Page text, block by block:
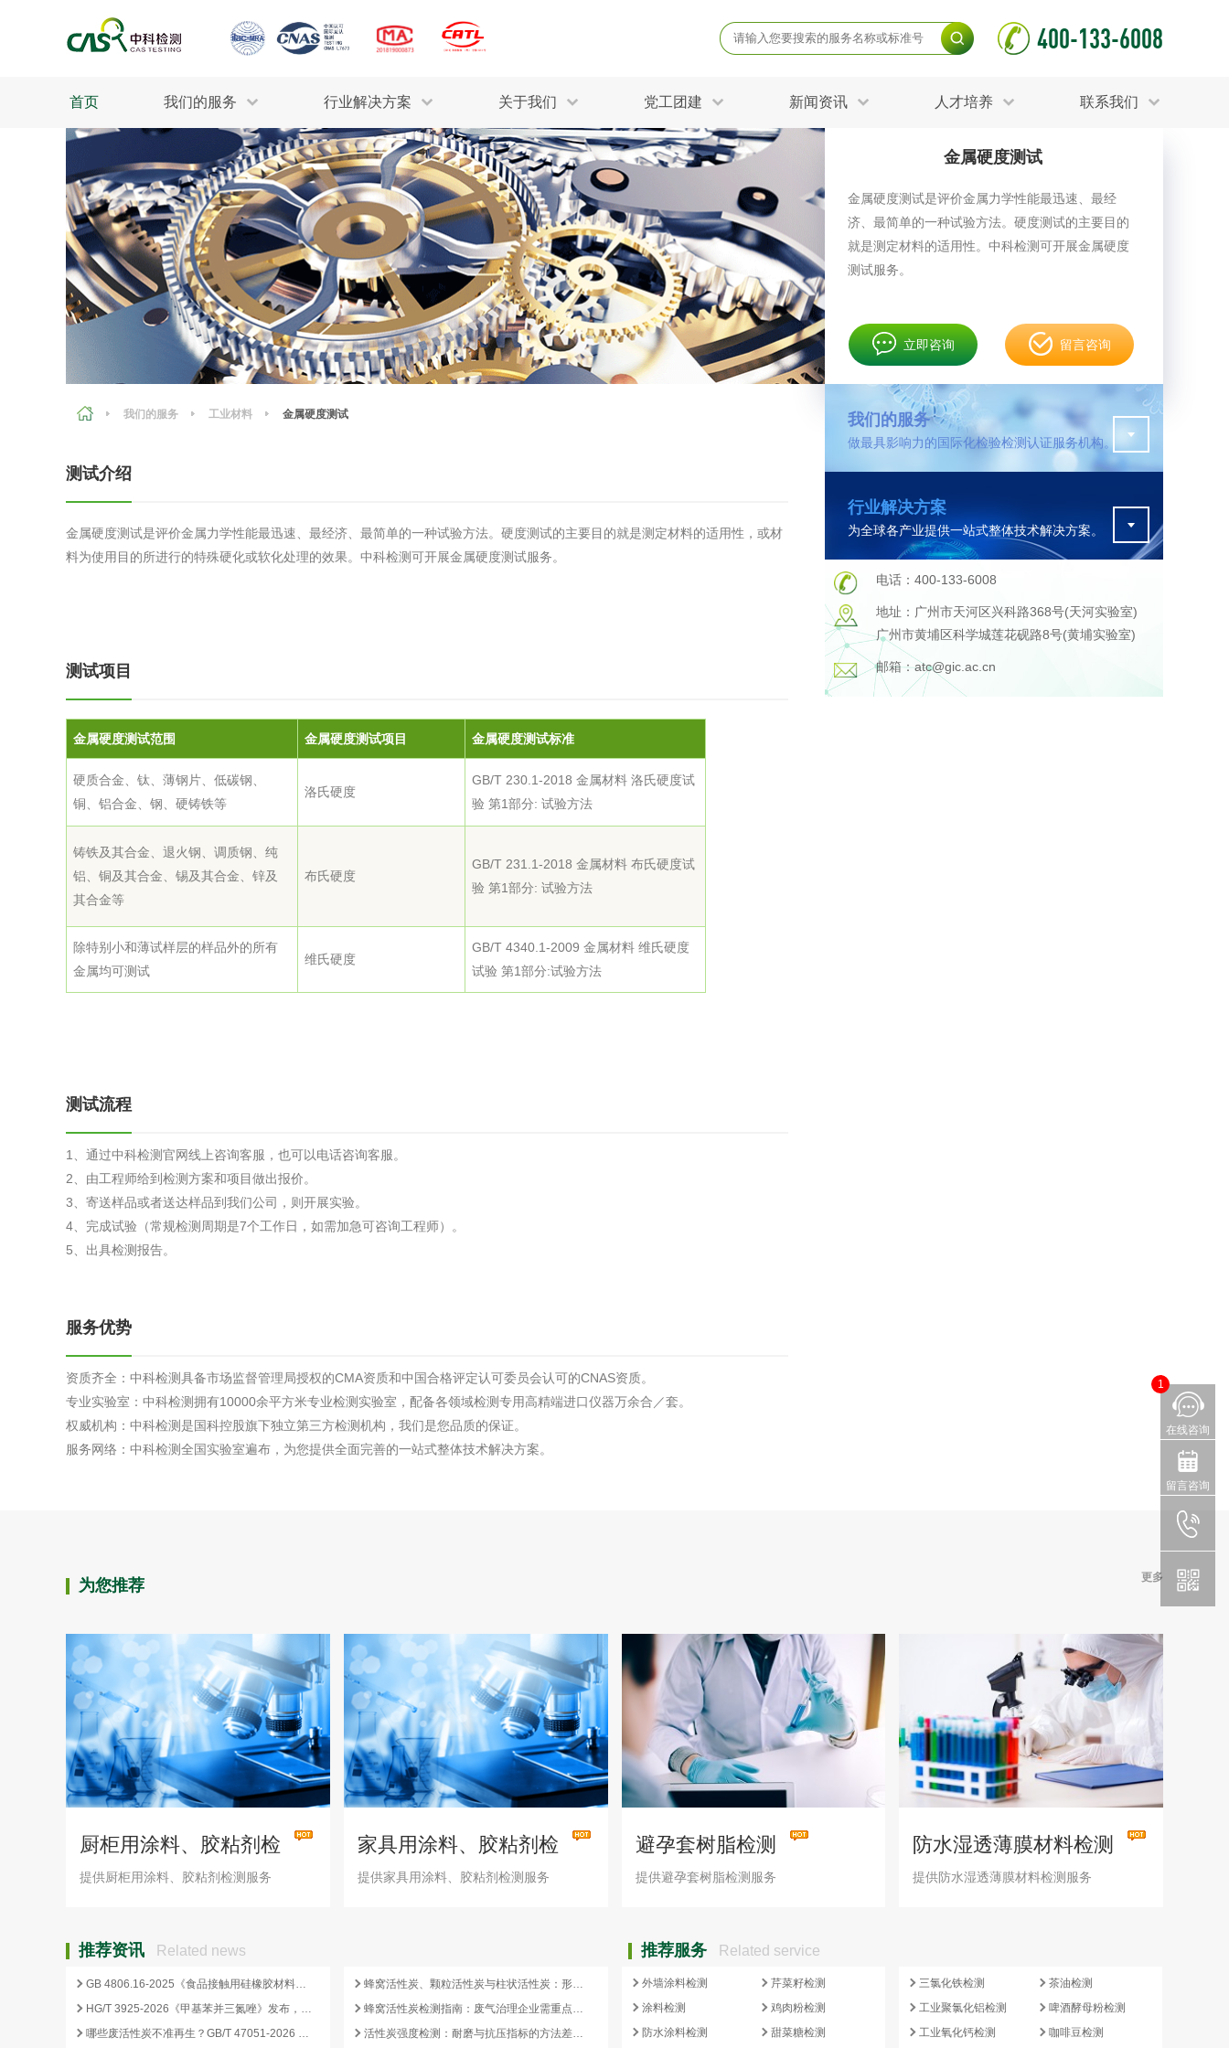
400-133-6008
首页 我们的服务 行业解决方案 关于我们 党工团建 新闻资讯 人才培养 联系我们
工业材料
美妆消毒
石油化工
轻工产品
制药医疗
农副产品
专项服务
新能源
检测服务
污水检测 三废监测 电磁辐射检测 声环境与振动检测
废气检测 二噁英检测 土壤检测 更多
评估调查
耕地质量评价 矿山资源调查 危险废物鉴别 危废鉴定
更多
清洁生产审核 环境风险评价 矿山场地调查 更多
摄影测量与遥感 更多
环保工程
废气处理工程
在线咨询 在线咨询
行业解决方案
INDUSTRY SOLUTIONS
为全球各产业提供一站式
整体技术解决方案。
产品质量鉴定
固废危废鉴定
土壤场地调查
生态环境检测
消毒检测备案
空气净化检测
病毒杀灭试验
防护产品检测
成分分析化验
有毒有害检测
运动场地检测
涉水产品检测
食品接触材料检测
可靠性测试
化妆品检测
水资源检测
毒理检测
光伏检测
金属硬度测试
金属硬度测试是评价金属力学性能最迅速、最经
济、最简单的一种试验方法。硬度测试的主要目的
就是测定材料的适用性。中科检测可开展金属硬度
测试服务。
立即咨询 留言咨询
我们的服务 工业材料 金属硬度测试
测试介绍
金属硬度测试是评价金属力学性能最迅速、最经济、最简单的一种试验方法。硬度测试的主要目的就是测定材料的适用性，或材
料为使用目的所进行的特殊硬化或软化处理的效果。中科检测可开展金属硬度测试服务。
测试项目
金属硬度测试范围 金属硬度测试项目 金属硬度测试标准
硬质合金、钛、薄钢片、低碳钢、
铜、铝合金、钢、硬铸铁等
洛氏硬度
GB/T 230.1-2018 金属材料 洛氏硬度试
验 第1部分: 试验方法
铸铁及其合金、退火钢、调质钢、纯
铝、铜及其合金、锡及其合金、锌及
其合金等
布氏硬度
GB/T 231.1-2018 金属材料 布氏硬度试
验 第1部分: 试验方法
除特别小和薄试样层的样品外的所有
金属均可测试
维氏硬度
GB/T 4340.1-2009 金属材料 维氏硬度
试验 第1部分:试验方法
测试流程
1、通过中科检测官网线上咨询客服，也可以电话咨询客服。
2、由工程师给到检测方案和项目做出报价。
3、寄送样品或者送达样品到我们公司，则开展实验。
4、完成试验（常规检测周期是7个工作日，如需加急可咨询工程师）。
5、出具检测报告。
服务优势
资质齐全：中科检测具备市场监督管理局授权的CMA资质和中国合格评定认可委员会认可的CNAS资质。
专业实验室：中科检测拥有10000余平方米专业检测实验室，配备各领域检测专用高精端进口仪器万余合／套。
权威机构：中科检测是国科控股旗下独立第三方检测机构，我们是您品质的保证。
服务网络：中科检测全国实验室遍布，为您提供全面完善的一站式整体技术解决方案。
我们的服务
做最具影响力的国际化检验检测认证服务机构。
行业解决方案
为全球各产业提供一站式整体技术解决方案。
电话：400-133-6008
地址：广州市天河区兴科路368号(天河实验室)
广州市黄埔区科学城莲花砚路8号(黄埔实验室)
邮箱：atc@gic.ac.cn
为您推荐 更多
厨柜用涂料、胶粘剂检
测
提供厨柜用涂料、胶粘剂检测服务
家具用涂料、胶粘剂检
测
提供家具用涂料、胶粘剂检测服务
避孕套树脂检测
提供避孕套树脂检测服务
防水湿透薄膜材料检测
提供防水湿透薄膜材料检测服务
推荐资讯 Related news 推荐服务 Related service
GB 4806.16-2025《食品接触用硅橡胶材料及制品》标准解析
HG/T 3925-2026《甲基苯并三氮唑》发布，2026 年 12 月 1 日起实施
哪些废活性炭不准再生？GB/T 47051-2026 划定的禁止再生红线
蜂窝活性炭、颗粒活性炭与柱状活性炭：形态差异与检测重点对照
蜂窝活性炭检测指南：废气治理企业需重点关注的5项核心指标
活性炭强度检测：耐磨与抗压指标的方法差异及验收意义
外墙涂料检测
涂料检测
防水涂料检测
芹菜籽检测
鸡肉粉检测
甜菜糖检测
三氯化铁检测
工业聚氯化铝检测
工业氧化钙检测
茶油检测
啤酒酵母粉检测
咖啡豆检测
在线咨询
1
留言咨询